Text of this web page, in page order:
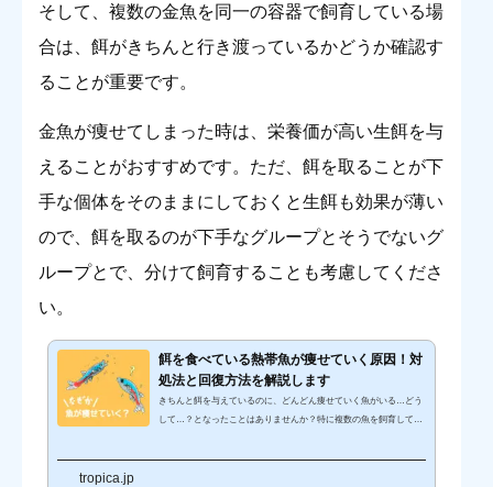
そして、複数の金魚を同一の容器で飼育している場
合は、餌がきちんと行き渡っているかどうか確認す
ることが重要です。
金魚が痩せてしまった時は、栄養価が高い生餌を与
えることがおすすめです。ただ、餌を取ることが下
手な個体をそのままにしておくと生餌も効果が薄い
ので、餌を取るのが下手なグループとそうでないグ
ループとで、分けて飼育することも考慮してくださ
い。
餌を食べている熱帯魚が痩せていく原因！対
処法と回復方法を解説します
きちんと餌を与えているのに、どんどん痩せていく魚がいる…どう
して…？となったことはありませんか？特に複数の魚を飼育してい
tropica.jp